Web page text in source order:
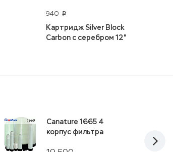
940 p
Картридж Silver Block
Carbon с серебром 12"
Canature 1665 4
корпус фильтра